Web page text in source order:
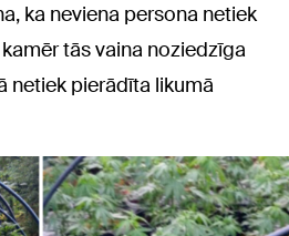
ka neviena persona netiek
tās vaina noziedzīga
netiek pierādīta likumā